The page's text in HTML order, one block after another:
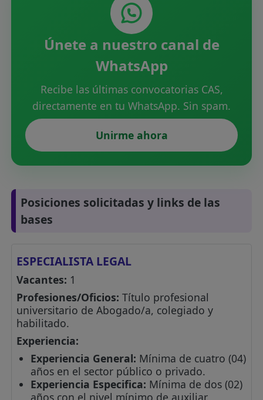
Únete a nuestro canal de
WhatsApp
Recibe las últimas convocatorias CAS,
directamente en tu WhatsApp. Sin spam.
Unirme ahora
Posiciones solicitadas y links de las
bases
ESPECIALISTA LEGAL
Vacantes: 1
Profesiones/Oficios: Título profesional
universitario de Abogado/a, colegiado y
habilitado.
Experiencia:
Experiencia General: Mínima de cuatro (04)
años en el sector público o privado.
Experiencia Especifica: Mínima de dos (02)
años con el nivel mínimo de auxiliar.